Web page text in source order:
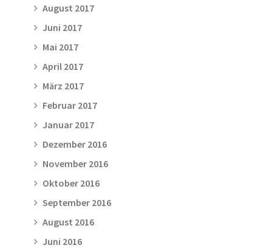
August 2017
Juni 2017
Mai 2017
April 2017
März 2017
Februar 2017
Januar 2017
Dezember 2016
November 2016
Oktober 2016
September 2016
August 2016
Juni 2016